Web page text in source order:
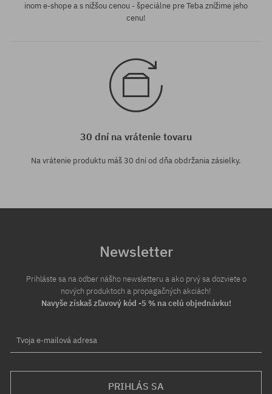
inom e-shope a s nižšou cenou - špeciálne pre Teba znížime jeho
cenu!
30 dní na vrátenie tovaru
Na vrátenie produktu máš 30 dní od dňa obdržania zásielky.
Newsletter
Prihláste sa na odber nášho newsletteru a ako prvý sa dozviete o
nových produktoch a propagačných akciách!
Navyše získaš zľavový kód -5 % na celú objednávku!
Tvoja e-mailová adresa
PRIHLÁS SA